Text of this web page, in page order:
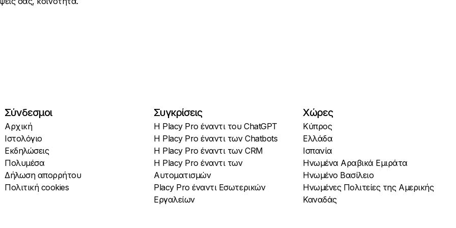
Σύνδεσμοι
Αρχική
Ιστολόγιο
Εκδηλώσεις
Πολυμέσα
Δήλωση απορρήτου
Πολιτική cookies
Συγκρίσεις
Η Placy Pro έναντι του ChatGPT
Η Placy Pro έναντι των Chatbots
Η Placy Pro έναντι των CRM
Η Placy Pro έναντι των
Αυτοματισμών
Placy Pro έναντι Εσωτερικών
Εργαλείων
Χώρες
Κύπρος
Ελλάδα
Ισπανία
Ηνωμένα Αραβικά Εμιράτα
Ηνωμένο Βασίλειο
Ηνωμένες Πολιτείες της Αμερικής
Καναδάς